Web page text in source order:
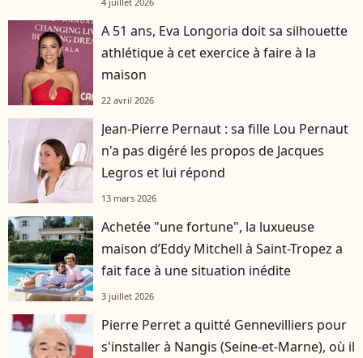
A 51 ans, Eva Longoria doit sa silhouette
athlétique à cet exercice à faire à la
maison
22 avril 2026
Jean-Pierre Pernaut : sa fille Lou Pernaut
n'a pas digéré les propos de Jacques
Legros et lui répond
13 mars 2026
Achetée "une fortune", la luxueuse
maison d’Eddy Mitchell à Saint-Tropez a
fait face à une situation inédite
3 juillet 2026
Pierre Perret a quitté Gennevilliers pour
s'installer à Nangis (Seine-et-Marne), où il